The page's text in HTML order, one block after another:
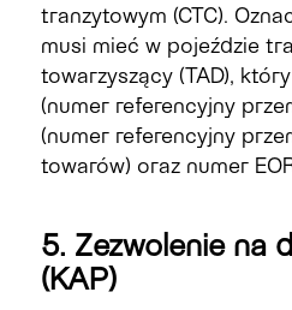
tranzytowym (CTC).
musi mieć w pojeździe
towarzyszący (TAD),
(numer referencyjny
(numer referencyjny
towarów) oraz numer
5. Zezwolenie na
(KAP)